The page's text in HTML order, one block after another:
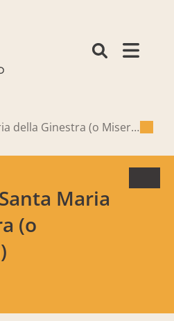
Ex-chiesa di Santa Maria della Ginestra (o Misericordia)
Maria
(o